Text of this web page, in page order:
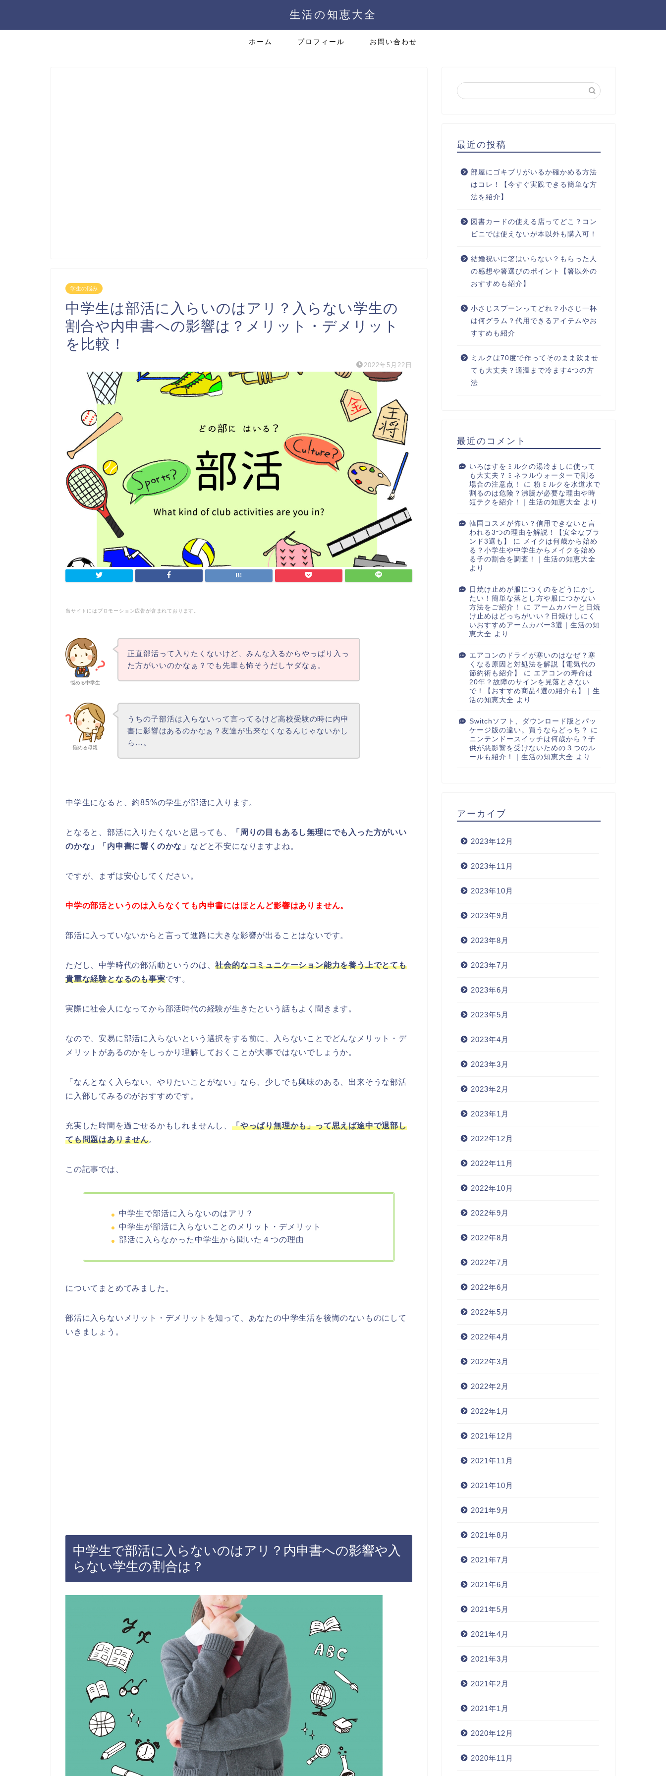
生活の知恵大全
ホーム プロフィール お問い合わせ
学生の悩み
中学生は部活に入らいのはアリ？入らない学生の
割合や内申書への影響は？メリット・デメリット
を比較！
2022年5月22日
当サイトにはプロモーション広告が含まれております。
悩める中学生
正直部活って入りたくないけど、みんな入るからやっぱり入っ
た方がいいのかなぁ？でも先輩も怖そうだしヤダなぁ。
悩める母親
うちの子部活は入らないって言ってるけど高校受験の時に内申
書に影響はあるのかなぁ？ 友達が出来なくなるんじゃないかし
ら…。
中学生になると、約85%の学生が部活に入ります。
となると、部活に入りたくないと思っても、
「周りの目もあるし無理にでも入った方がいい
のかな」「内申書に響くのかな」 などと不安になりますよね。
ですが、まずは安心してください。
中学の部活というのは入らなくても内申書にはほとんど影響はありません。
部活に入っていないからと言って進路に大きな影響が出ることはないです。
ただし、中学時代の部活動というのは、社会的なコミュニケーション能力を養う上でとても
貴重な経験となるのも事実です。
実際に社会人になってから部活時代の経験が生きたという話もよく聞きます。
なので、安易に部活に入らないという選択をする前に、入らないことでどんなメリット・デ
メリットがあるのかをしっかり理解しておくことが大事ではないでしょうか。
「なんとなく入らない、やりたいことがない」なら、少しでも興味のある、出来そうな部活
に入部してみるのがおすすめです。
充実した時間を過ごせるかもしれませんし、 「やっぱり無理かも」って思えば途中で退部し
ても問題はありません。
この記事では、
中学生で部活に入らないのはアリ？
中学生が部活に入らないことのメリット・デメリット
部活に入らなかった中学生から聞いた４つの理由
についてまとめてみました。
部活に入らないメリット・デメリットを知って、あなたの中学生活を後悔のないものにして
いきましょう。
中学生で部活に入らないのはアリ？内申書への影響や入
らない学生の割合は？
最近の投稿
部屋にゴキブリがいるか確かめる方法
はコレ！【今すぐ実践できる簡単な方
法を紹介】
図書カードの使える店ってどこ？コン
ビニでは使えないが本以外も購入可！
結婚祝いに箸はいらない？もらった人
の感想や箸選びのポイント【箸以外の
おすすめも紹介】
小さじスプーンってどれ？小さじ一杯
は何グラム？代用できるアイテムやお
すすめも紹介
ミルクは70度で作ってそのまま飲ませ
ても大丈夫？適温まで冷ます4つの方
法
最近のコメント
いろはすをミルクの湯冷ましに使って
も大丈夫？ミネラルウォーターで割る
場合の注意点！
に 粉ミルクを水道水で
割るのは危険？沸騰が必要な理由や時
短テクを紹介！｜生活の知恵大全 より
韓国コスメが怖い？信用できないと言
われる3つの理由を解説！【安全なブラ
ンド3選も】
に メイクは何歳から始め
る？小学生や中学生からメイクを始め
る子の割合を調査！｜生活の知恵大全
より
日焼け止めが服につくのをどうにかし
たい！簡単な落とし方や服につかない
方法をご紹介！
に アームカバーと日焼
け止めはどっちがいい？日焼けしにく
いおすすめアームカバー3選｜生活の知
恵大全 より
エアコンのドライが寒いのはなぜ？寒
くなる原因と対処法を解説【電気代の
節約術も紹介】
に エアコンの寿命は
20年？故障のサインを見落とさない
で！【おすすめ商品4選の紹介も】｜生
活の知恵大全 より
Switchソフト、ダウンロード版とパッ
ケージ版の違い。買うならどっち？
に
ニンテンドースイッチは何歳から？子
供が悪影響を受けないための３つのル
ールも紹介！｜生活の知恵大全 より
アーカイブ
2023年12月
2023年11月
2023年10月
2023年9月
2023年8月
2023年7月
2023年6月
2023年5月
2023年4月
2023年3月
2023年2月
2023年1月
2022年12月
2022年11月
2022年10月
2022年9月
2022年8月
2022年7月
2022年6月
2022年5月
2022年4月
2022年3月
2022年2月
2022年1月
2021年12月
2021年11月
2021年10月
2021年9月
2021年8月
2021年7月
2021年6月
2021年5月
2021年4月
2021年3月
2021年2月
2021年1月
2020年12月
2020年11月